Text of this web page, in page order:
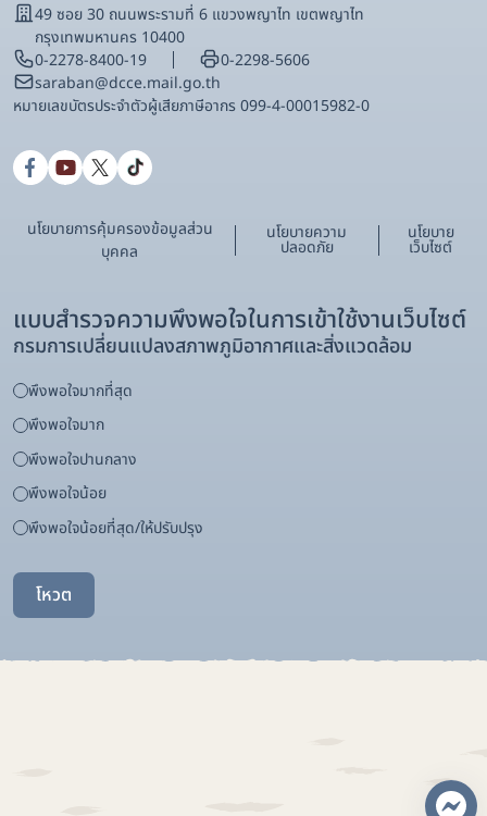
49 ซอย 30 ถนนพระรามที่ 6 แขวงพญาไท เขตพญาไท
กรุงเทพมหานคร 10400
0-2278-8400-19
0-2298-5606
saraban@dcce.mail.go.th
หมายเลขบัตรประจําตัวผู้เสียภาษีอากร 099-4-00015982-0
นโยบายการคุ้มครองข้อมูลส่วน
บุคคล
นโยบายความ
ปลอดภัย
นโยบาย
เว็บไซต์
แบบสำรวจความพึงพอใจในการเข้าใช้งานเว็บไซต์
กรมการเปลี่ยนแปลงสภาพภูมิอากาศและสิ่งแวดล้อม
พึงพอใจมากที่สุด
พึงพอใจมาก
พึงพอใจปานกลาง
พึงพอใจน้อย
พึงพอใจน้อยที่สุด/ให้ปรับปรุง
โหวต